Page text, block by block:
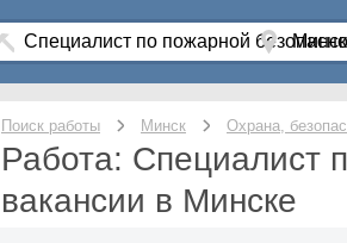
Поиск работы Минск Охрана,
Работа: Специалист
вакансии в Минске